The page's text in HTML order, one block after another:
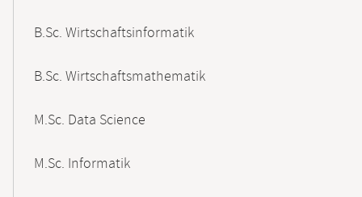
B.Sc. Wirtschaftsinformatik
B.Sc. Wirtschaftsmathematik
M.Sc. Data Science
M.Sc. Informatik